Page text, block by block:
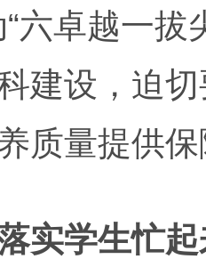
“六卓越一
建设，迫
质量提供
实学生忙